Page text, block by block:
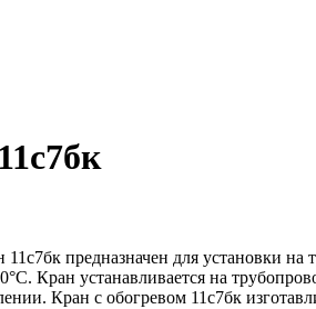
предназначен для установки на
Кран устанавливается на
Кран с обогревом 11с7бк